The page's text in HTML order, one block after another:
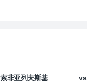
索非亚列夫斯基 vs